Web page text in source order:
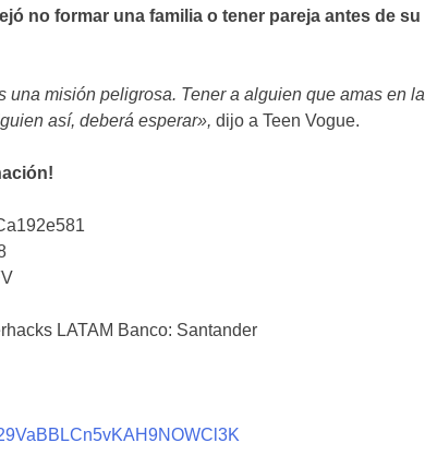
no formar una familia o tener pareja antes de su
misión peligrosa. Tener a alguien que amas en la
así, deberá esperar», dijo a Teen Vogue.
LATAM Banco: Santander